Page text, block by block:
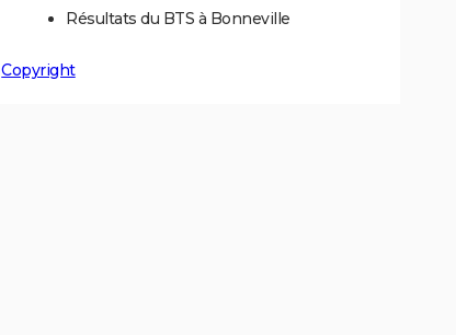
Résultats du BTS à Bonneville
Copyright